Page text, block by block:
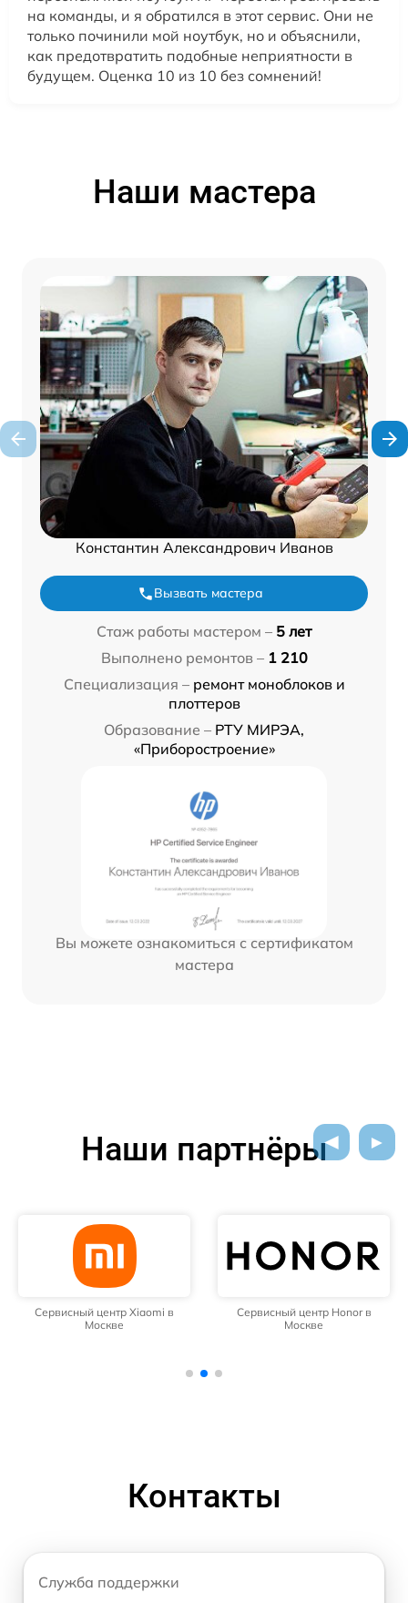
на команды, и я обратился в этот сервис. Они не
только починили мой ноутбук, но и объяснили,
как предотвратить подобные неприятности в
будущем. Оценка 10 из 10 без сомнений!
Наши мастера
Константин Александрович Иванов
Вызвать мастера
Стаж работы мастером – 5 лет
Выполнено ремонтов – 1 210
Специализация – ремонт моноблоков и
плоттеров
Образование – РТУ МИРЭА,
«Приборостроение»
Вы можете ознакомиться с сертификатом
мастера
Наши партнёры
Сервисный центр Xiaomi в
Москве
Сервисный центр Honor в
Москве
Контакты
Служба поддержки